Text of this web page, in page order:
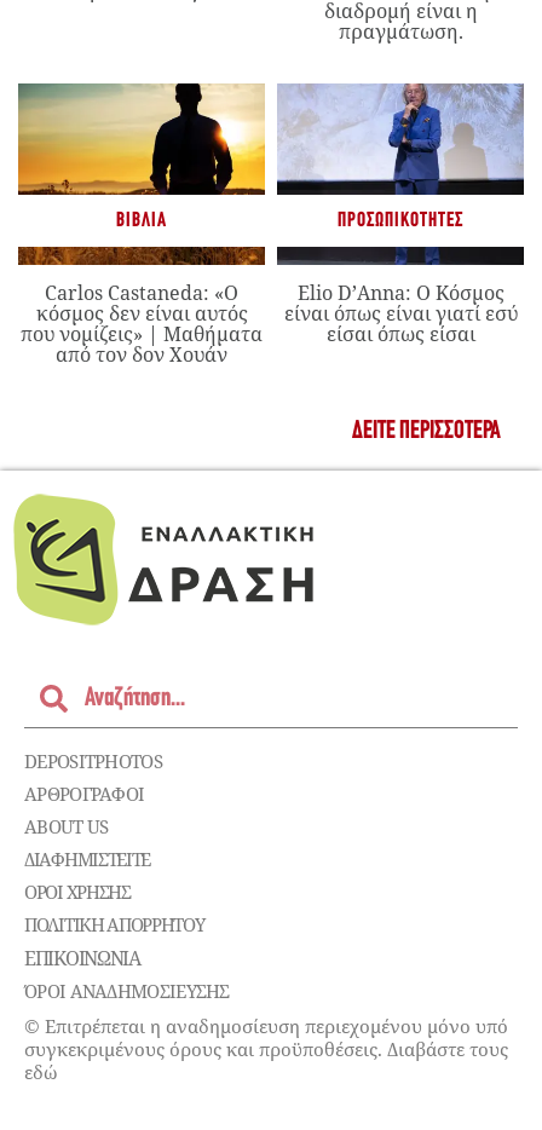
διαδρομή είναι η
πραγμάτωση.
ΒΙΒΛΊΑ
Carlos Castaneda: «Ο
κόσμος δεν είναι αυτός
που νομίζεις» | Μαθήματα
από τον δον Χουάν
ΠΡΟΣΩΠΙΚΌΤΗΤΕΣ
Elio D’Anna: Ο Κόσμος
είναι όπως είναι γιατί εσύ
είσαι όπως είσαι
ΔΕΊΤΕ ΠΕΡΙΣΣΌΤΕΡΑ
DEPOSITPHOTOS
ΑΡΘΡΟΓΡΑΦΟΙ
ABOUT US
ΔΙΑΦΗΜΙΣΤΕΊΤΕ
ΌΡΟΙ ΧΡΉΣΗΣ
ΠΟΛΙΤΙΚΉ ΑΠΟΡΡΉΤΟΥ
ΕΠΙΚΟΙΝΩΝΊΑ
ΌΡΟΙ ΑΝΑΔΗΜΟΣΙΕΥΣΗΣ
© Επιτρέπεται η αναδημοσίευση περιεχομένου μόνο υπό
συγκεκριμένους όρους και προϋποθέσεις. Διαβάστε τους
εδώ